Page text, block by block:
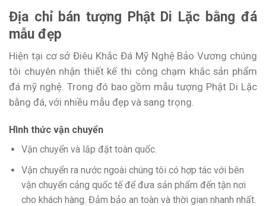
Địa chỉ bán tượng Phật Di Lặc bằng đá
mẫu đẹp
Hiện tại cơ sở Điêu Khắc Đá Mỹ Nghệ Bảo Vương chúng
tôi chuyên nhận thiết kế thi công chạm khắc sản phẩm
đá mỹ nghệ. Trong đó bao gồm mẫu tượng Phật Di Lặc
bằng đá, với nhiều mẫu đẹp và sang trọng.
Hình thức vận chuyển
Vận chuyển và lắp đặt toàn quốc.
Vận chuyển ra nước ngoài chúng tôi có hợp tác với bên
vận chuyển cảng quốc tế để đưa sản phẩm đến tận nơi
cho khách hàng. Đảm bảo an toàn và thời gian nhanh nhất.